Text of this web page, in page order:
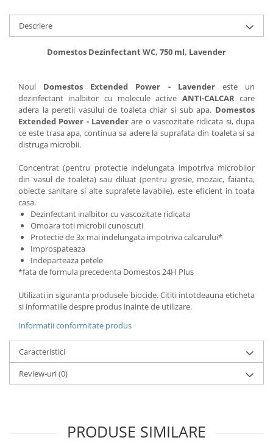
Descriere
Domestos Dezinfectant WC, 750 ml, Lavender
Noul Domestos Extended Power - Lavendereste un
dezinfectant inalbitor cu molecule active ANTI-CALCARcare
adera la peretii vasului de toaleta chiar si sub apa. Domestos
Extended Power - Lavender are o vascozitate ridicata si, dupa
ce este trasa apa, continua sa adere la suprafata din toaleta si sa
distruga microbii.
Concentrat (pentru protectie indelungata impotriva microbilor
din vasul de toaleta) sau diluat (pentru gresie, mozaic, faianta,
obiecte sanitare si alte suprafete lavabile), este eficient in toata
casa.
Dezinfectant inalbitor cu vascozitate ridicata
Omoara toti microbii cunoscuti
Protectie de 3x mai indelungata impotriva calcarului*
Improspateaza
Indeparteaza petele
*fata de formula precedenta Domestos 24H Plus
Utilizati in siguranta produsele biocide. Cititi intotdeauna eticheta
si informatiile despre produs inainte de utilizare.
Informatii conformitate produs
Caracteristici
Review-uri(0)
PRODUSE SIMILARE